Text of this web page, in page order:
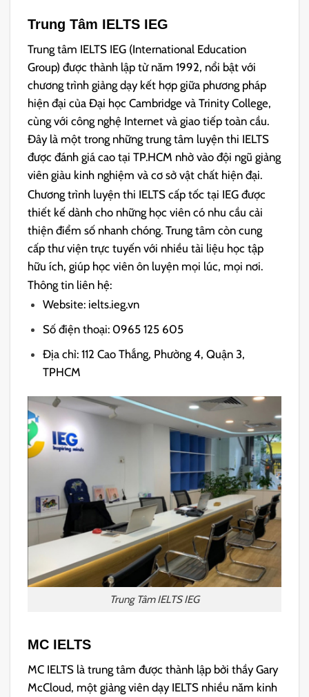
Trung Tâm IELTS IEG
Trung tâm IELTS IEG (International Education
Group) được thành lập từ năm 1992, nổi bật với
chương trình giảng dạy kết hợp giữa phương pháp
hiện đại của Đại học Cambridge và Trinity College,
cùng với công nghệ Internet và giao tiếp toàn cầu.
Đây là một trong những trung tâm luyện thi IELTS
được đánh giá cao tại TP.HCM nhờ vào đội ngũ giảng
viên giàu kinh nghiệm và cơ sở vật chất hiện đại.
Chương trình luyện thi IELTS cấp tốc tại IEG được
thiết kế dành cho những học viên có nhu cầu cải
thiện điểm số nhanh chóng. Trung tâm còn cung
cấp thư viện trực tuyến với nhiều tài liệu học tập
hữu ích, giúp học viên ôn luyện mọi lúc, mọi nơi.
Thông tin liên hệ:
Website: ielts.ieg.vn
Số điện thoại: 0965 125 605
Địa chỉ: 112 Cao Thắng, Phường 4, Quận 3,
TPHCM
Trung Tâm IELTS IEG
MC IELTS
MC IELTS là trung tâm được thành lập bởi thầy Gary
McCloud, một giảng viên dạy IELTS nhiều năm kinh